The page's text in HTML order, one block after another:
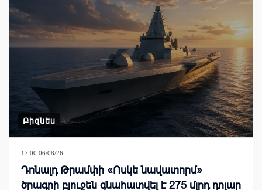
Բիզնես
17:00 06/08/26
Դոնալդ Թրամփի «Ոսկե նավատորմ»
ծրագրի բյուջեն գնահատվել է 275 մլրդ դոլար